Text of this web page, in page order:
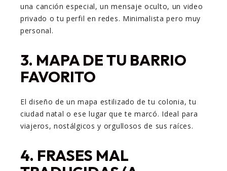
una canción especial, un mensaje oculto, un video
privado o tu perfil en redes. Minimalista pero muy
personal.
3. MAPA DE TU BARRIO
FAVORITO
El diseño de un mapa estilizado de tu colonia, tu
ciudad natal o ese lugar que te marcó. Ideal para
viajeros, nostálgicos y orgullosos de sus raíces.
4. FRASES MAL